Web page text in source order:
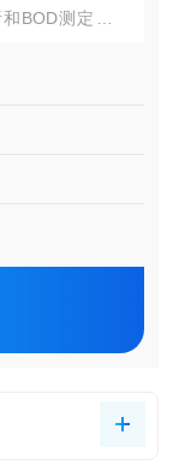
BOD测定、细
作室；2、无氟
7、品牌超声